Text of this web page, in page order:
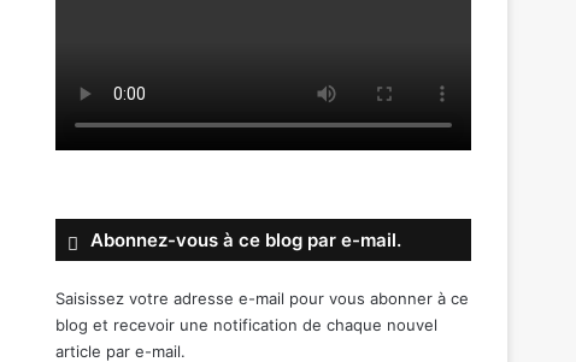
Abonnez-vous à ce blog par e-mail.
Saisissez votre adresse e-mail pour vous abonner à ce
blog et recevoir une notification de chaque nouvel
article par e-mail.